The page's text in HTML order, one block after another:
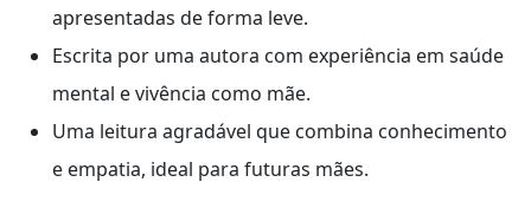
apresentadas de forma leve.
Escrita por uma autora com experiência em saúde
mental e vivência como mãe.
Uma leitura agradável que combina conhecimento
e empatia, ideal para futuras mães.